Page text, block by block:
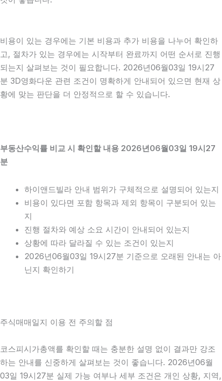
비용이 있는 경우에는 기본 비용과 추가 비용을 나누어 확인하
고, 절차가 있는 경우에는 시작부터 완료까지 어떤 순서로 진행
되는지 살펴보는 것이 필요합니다. 2026년06월03일 19시27
분 3D영화다운 관련 조건이 명확하게 안내되어 있으면 현재 상
황에 맞는 판단을 더 안정적으로 할 수 있습니다.
부동산수익률 비교 시 확인할 내용 2026년06월03일 19시27
분
하이앤드빌라 안내 범위가 구체적으로 설명되어 있는지
비용이 있다면 포함 항목과 제외 항목이 구분되어 있는
지
진행 절차와 예상 소요 시간이 안내되어 있는지
상황에 따라 달라질 수 있는 조건이 있는지
2026년06월03일 19시27분 기준으로 오래된 안내는 아
닌지 확인하기
주식매매일지 이용 전 주의할 점
코스피시가총액를 확인할 때는 충분한 설명 없이 결과만 강조
하는 안내를 신중하게 살펴보는 것이 좋습니다. 2026년06월
03일 19시27분 실제 가능 여부나 세부 조건은 개인 상황, 지역,